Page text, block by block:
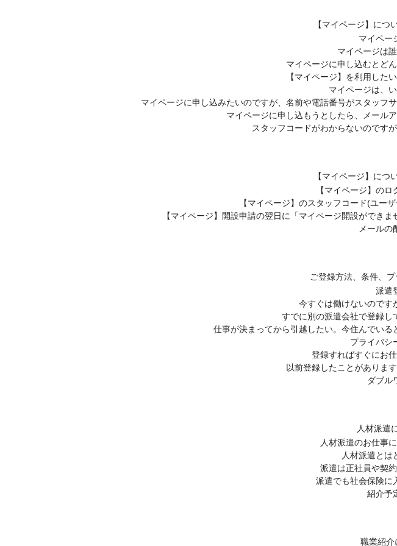
【マイページ】につ
マイペー
マイページは
マイページに申し込むとど
【マイページ】を利用した
マイページは、
マイページに申し込みたいのですが、名前や電話番号がスタッフ
マイページに申し込もうとしたら、メール
スタッフコードがわからないのです
【マイページ】につ
【マイページ】の
【マイページ】のスタッフコード(ユー
【マイページ】開設申請の翌日に「マイページ開設ができ
メールの
ご登録方法、条件、
派遣
今すぐは働けないのです
すでに別の派遣会社で登録し
仕事が決まってから引越したい。今住んでい
プライバシ
登録すればすぐにお
以前登録したことがありま
ダブル
人材派遣
人材派遣のお仕事
人材派遣とは
派遣は正社員や契
派遣でも社会保険に
紹介予
職業紹介